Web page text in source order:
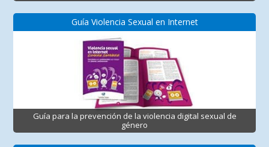
Guía Violencia Sexual en Internet
Guía para la prevención de la violencia digital sexual de
género